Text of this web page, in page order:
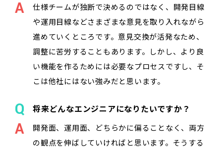
仕様チームが独断で決めるのではなく、開発目線
や運用目線などさまざまな意見を取り入れながら
進めていくところです。意見交換が活発なため、
調整に苦労することもあります。しかし、より良
い機能を作るためには必要なプロセスですし、そ
こは他社にはない強みだと思います。
将来どんなエンジニアになりたいですか？
開発面、運用面、どちらかに偏ることなく、両方
の観点を伸ばしていければと思います。そうする